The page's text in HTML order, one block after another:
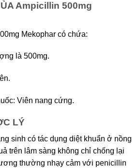
Ampicillin 500mg
Mekophar có chứa:
là 500mg.
Viên nang cứng.
LÝ
sinh có tác dụng diệt khuẩn ở nồng
trên lâm sàng không chỉ chống lại
thường nhạy cảm với penicillin